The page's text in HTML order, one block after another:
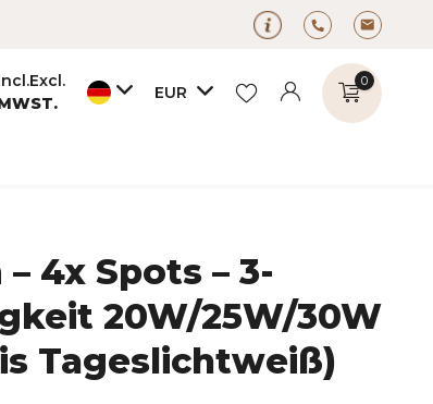
Excl.
EUR
Benutzerkonto
Benutzerkonto
anlegen
0
4x Spots – 3-
20W/25W/30W
Tageslichtweiß)